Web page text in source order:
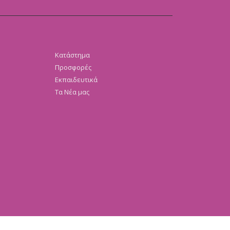
Κατάστημα
Προσφορές
Εκπαιδευτικά
Τα Νέα μας